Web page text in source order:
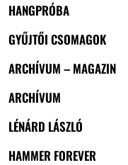
HANGPRÓBA
GYŰJTŐI CSOMAGOK
ARCHÍVUM – MAGAZIN
ARCHÍVUM
LÉNÁRD LÁSZLÓ
HAMMER FOREVER